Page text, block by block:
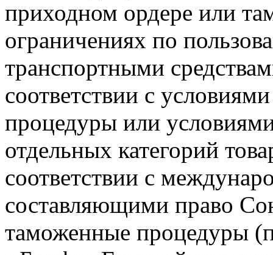
приходном ордере или
ограничениях по
транспортными
соответствии с
процедуры или
отдельных категорий
соответствии с
составляющими право
таможенные процедуры